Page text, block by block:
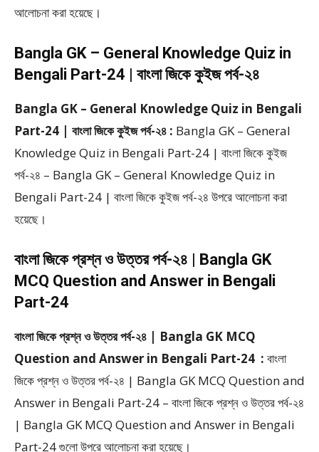
আলোচনা করা হয়েছে।
Bangla GK – General Knowledge Quiz in
Bengali Part-24 | বাংলা জিকে কুইজ পর্ব-২৪
Bangla GK – General Knowledge Quiz in Bengali
Part-24 | বাংলা জিকে কুইজ পর্ব-২৪ : Bangla GK – General
Knowledge Quiz in Bengali Part-24 | বাংলা জিকে কুইজ
পর্ব-২৪ – Bangla GK – General Knowledge Quiz in
Bengali Part-24 | বাংলা জিকে কুইজ পর্ব-২৪ উপরে আলোচনা করা
হয়েছে।
বাংলা জিকে প্রশ্ন ও উত্তর পর্ব-২৪ | Bangla GK
MCQ Question and Answer in Bengali
Part-24
বাংলা জিকে প্রশ্ন ও উত্তর পর্ব-২৪ | Bangla GK MCQ
Question and Answer in Bengali Part-24 : বাংলা
জিকে প্রশ্ন ও উত্তর পর্ব-২৪ | Bangla GK MCQ Question and
Answer in Bengali Part-24 – বাংলা জিকে প্রশ্ন ও উত্তর পর্ব-২৪
| Bangla GK MCQ Question and Answer in Bengali
Part-24 গুলো উপরে আলোচনা করা হয়েছে।